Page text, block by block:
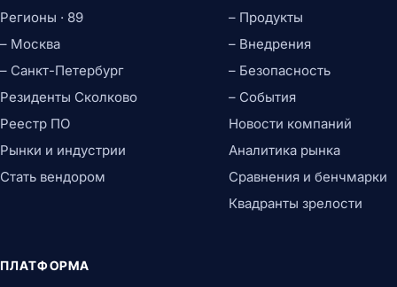
Регионы · 89
– Москва
– Санкт-Петербург
Резиденты Сколково
Реестр ПО
Рынки и индустрии
Стать вендором
– Продукты
– Внедрения
– Безопасность
– События
Новости компаний
Аналитика рынка
Сравнения и бенчмарки
Квадранты зрелости
ПЛАТФОРМА